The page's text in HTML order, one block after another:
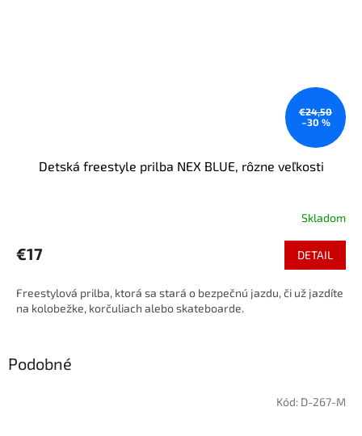
€24,50
–30 %
Detská freestyle prilba NEX BLUE, rôzne veľkosti
Skladom
€17 DETAIL
Freestylová prilba, ktorá sa stará o bezpečnú jazdu, či už jazdíte
na kolobežke, korčuliach alebo skateboarde.
Podobné
Kód: D-267-M